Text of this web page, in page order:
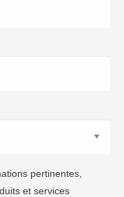
pertinentes,
et services